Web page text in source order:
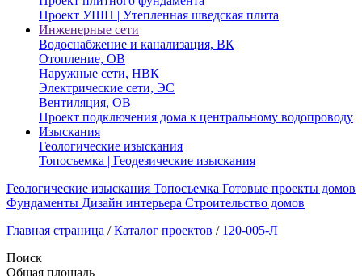
Проект УШП | Утепленная шведская плита
Инженерные сети
Водоснабжение и канализация, ВК
Отопление, ОВ
Наружные сети, НВК
Электрические сети, ЭС
Вентиляция, ОВ
Проект подключения дома к центральному водопроводу
Изыскания
Геологические изыскания
Топосъемка | Геодезические изыскания
Геологические изыскания Топосъемка Готовые проекты домов
Фундаменты Дизайн интерьера Строительство домов
Главная страница / Каталог проектов / 120-005-Л
Поиск
Общая площадь